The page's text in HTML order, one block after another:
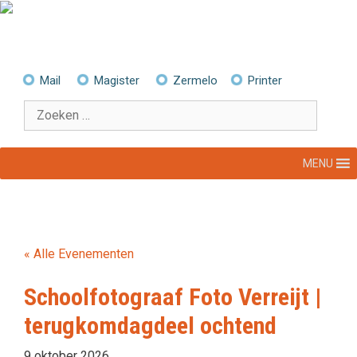
Ga
Mail Magister Zermelo Printer
Zoek
naar:
MENU
« Alle Evenementen
Schoolfotograaf Foto Verreijt |
terugkomdagdeel ochtend